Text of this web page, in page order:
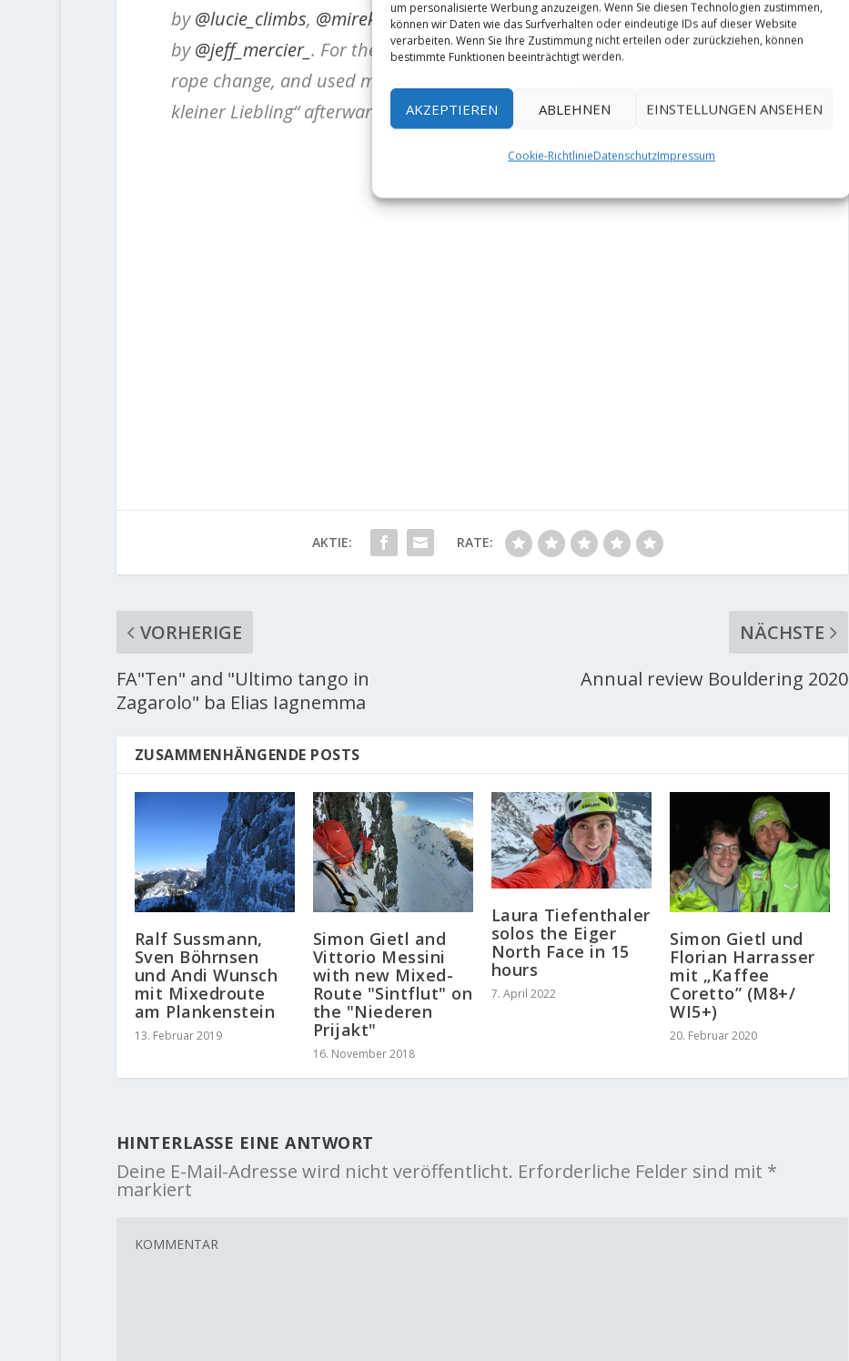
um personalisierte Werbung anzuzeigen. Wenn Sie diesen Technologien zustimmen,
können wir Daten wie das Surfverhalten oder eindeutige IDs auf dieser Website
verarbeiten. Wenn Sie Ihre Zustimmung nicht erteilen oder zurückziehen, können
bestimmte Funktionen beeinträchtigt werden.
AKZEPTIEREN ABLEHNEN EINSTELLUNGEN ANSEHEN
Cookie-RichtlinieDatenschutzImpressum
by@lucie_climbs, @mirekmatejecand the only repeat in DTS
by@jeff_mercier_ . For the send I replaced 2 old pitons with 2 bolts, made a
rope change, and used many fig4s.
kleiner Liebling“ afterwards“
Photo: (c)Felix Bub
AKTIE: RATE:
VORHERIGE
FA"Ten" and "Ultimo tango in
Zagarolo" ba Elias Iagnemma
NÄCHSTE
Annual review Bouldering 2020
ZUSAMMENHÄNGENDE POSTS
Ralf Sussmann,
Sven Böhrnsen
und Andi Wunsch
mit Mixedroute
am Plankenstein
13. Februar 2019
Simon Gietl and
Vittorio Messini
with new Mixed-
Route "Sintflut" on
the "Niederen
Prijakt"
16. November 2018
Laura Tiefenthaler
solos the Eiger
North Face in 15
hours
7. April 2022
Simon Gietl und
Florian Harrasser
mit „Kaffee
Coretto” (M8+/
WI5+)
20. Februar 2020
HINTERLASSE EINE ANTWORT
Deine E-Mail-Adresse wird nicht veröffentlicht. Erforderliche Felder sind mit *
markiert